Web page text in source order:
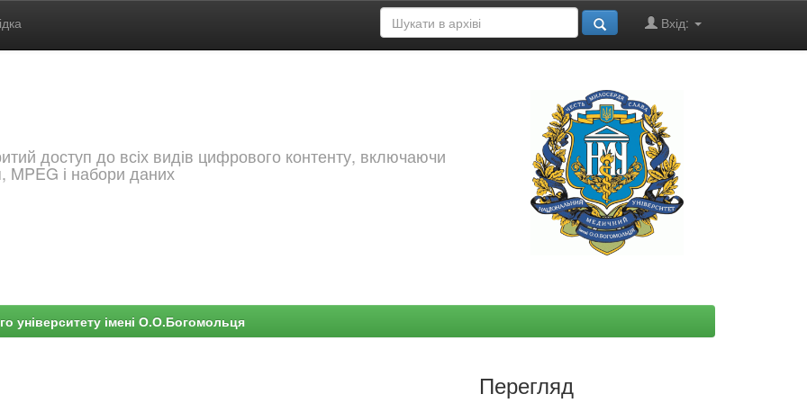
Вхід:
доступ до всіх видів цифрового контенту, включаючи
MPEG і набори даних
університету імені О.О.Богомольця
Перегляд